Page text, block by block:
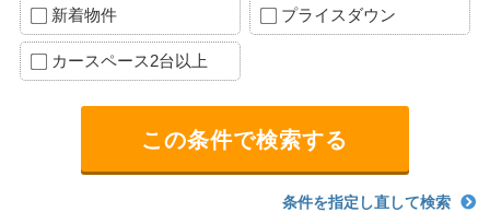
新着物件 プライスダウン
カースペース2台以上
条件を指定し直して検索